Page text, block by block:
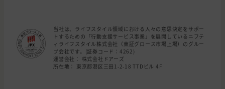
当社は、ライフスタイル領域における人々の意思決定をサポー
トするための「行動支援サービス事業」を展開しているニフテ
ィライフスタイル株式会社（東証グロース市場上場）のグルー
プ会社です。(証券コード：4262)
運営会社： 株式会社ドアーズ
所在地： 東京都港区三田1-2-18 TTDビル 4F